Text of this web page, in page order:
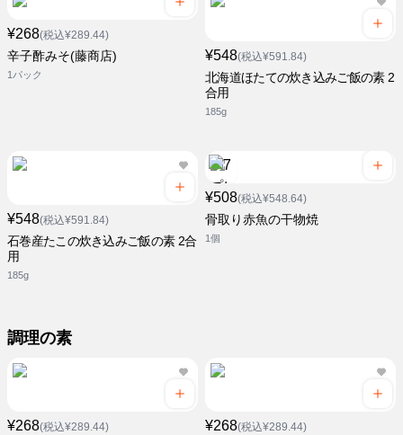
¥268(税込¥289.44)
辛子酢みそ(藤商店)
1パック
¥548(税込¥591.84)
北海道ほたての炊き込みご飯の素 2
合用
185g
¥548(税込¥591.84)
石巻産たこの炊き込みご飯の素 2合
用
185g
¥508(税込¥548.64)
骨取り赤魚の干物焼
1個
調理の素
¥268(税込¥289.44) ¥268(税込¥289.44)